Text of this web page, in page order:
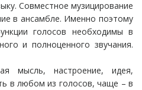
Совместное музицирование
в ансамбле. Именно поэтому
голосов необходимы в
и полноценного звучания.
мысль, настроение, идея,
в любом из голосов, чаще – в